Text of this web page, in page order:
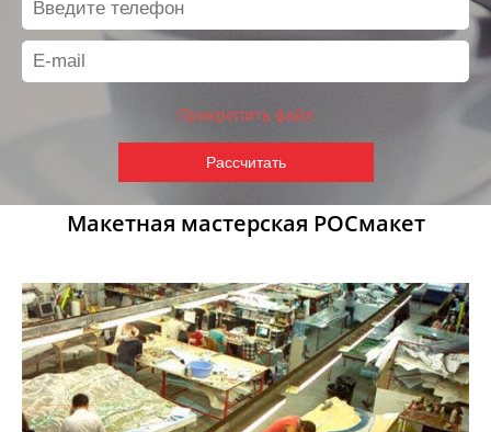
Прикрепить файл
Макетная мастерская РОСмакет